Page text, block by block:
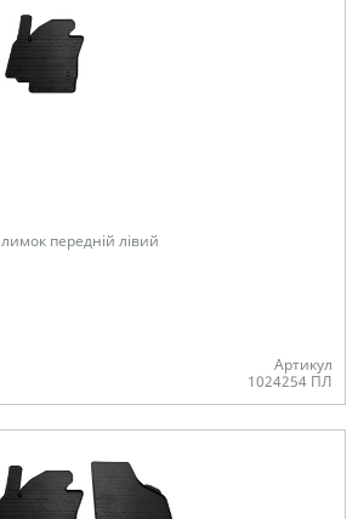
передній лівий
Артикул
1024254 ПЛ